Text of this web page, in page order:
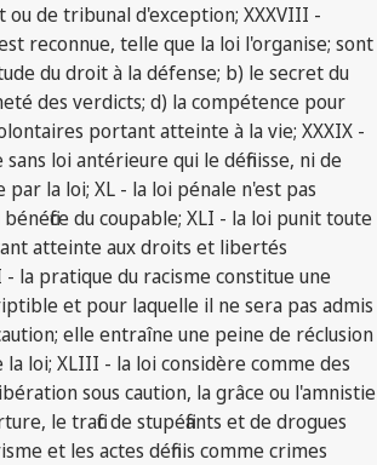
ou de tribunal d'exception; XXXVIII -
reconnue, telle que la loi l'organise; sont
du droit à la défense; b) le secret du
des verdicts; d) la compétence pour
portant atteinte à la vie; XXXIX -
loi antérieure qui le définisse, ni de
la loi; XL - la loi pénale n'est pas
du coupable; XLI - la loi punit toute
atteinte aux droits et libertés
la pratique du racisme constitue une
et pour laquelle il ne sera pas admis
elle entraîne une peine de réclusion
loi; XLIII - la loi considère comme des
sous caution, la grâce ou l'amnistie
le trafic de stupéfiants et de drogues
et les actes définis comme crimes